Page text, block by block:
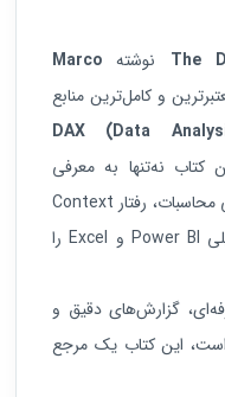
The نوشته Marco
و کامل‌ترین منابع
DAX (Data
نه‌تنها به معرفی
توابع DAX می‌پردازد، بلکه منطق درونی محاسبات، رفتار Context
و نحوه اجرای فرمول‌ها در موتور تحلیلی Power BI و Excel را
گزارش‌های دقیق و
مدل‌های تحلیلی بهینه در Power BI است، این کتاب یک مرجع